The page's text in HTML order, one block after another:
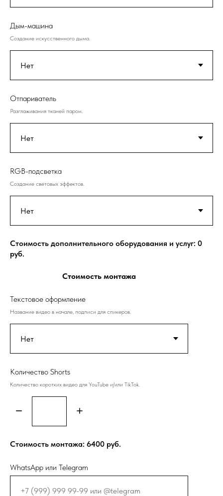
Дым-машина
Создание искусственного дыма.
Отпариватель
Разглаживания тканей паром.
RGB-подсветка
Создание световых эффектов.
Стоимость дополнительного оборудования и услуг: 0
руб.
Стоимость монтажа
Текстовое оформление
Название видео в начале, подписи для спикеров.
Количество Shorts
Количество коротких видео для YouTube и/или TikTok.
Стоимость монтажа: 6400 руб.
WhatsApp или Telegram